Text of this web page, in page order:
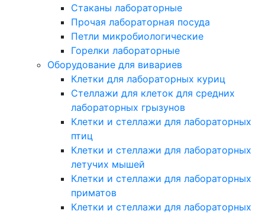
Стаканы лабораторные
Прочая лабораторная посуда
Петли микробиологические
Горелки лабораторные
Оборудование для вивариев
Клетки для лабораторных куриц
Стеллажи для клеток для средних
лабораторных грызунов
Клетки и стеллажи для лабораторных
птиц
Клетки и стеллажи для лабораторных
летучих мышей
Клетки и стеллажи для лабораторных
приматов
Клетки и стеллажи для лабораторных